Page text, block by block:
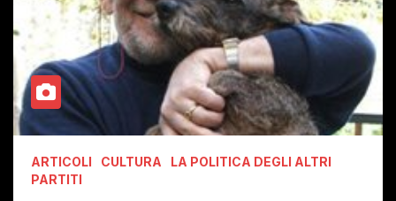
ARTICOLI CULTURA
LA POLITICA DEGLI ALTRI
PARTITI